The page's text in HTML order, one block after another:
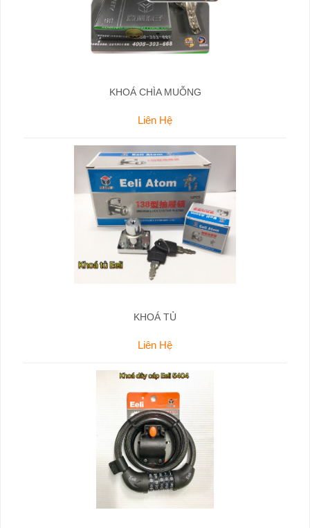
KHOÁ CHÌA MUỖNG
Liên Hệ
KHOÁ TỦ
Liên Hệ